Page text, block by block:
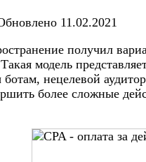
11.02.2021
получил
модель
нецелевой
более сложные